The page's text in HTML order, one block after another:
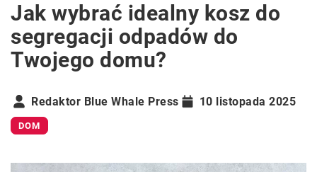
Jak wybrać idealny kosz do
segregacji odpadów do
Twojego domu?
Redaktor Blue Whale Press 10 listopada 2025
DOM